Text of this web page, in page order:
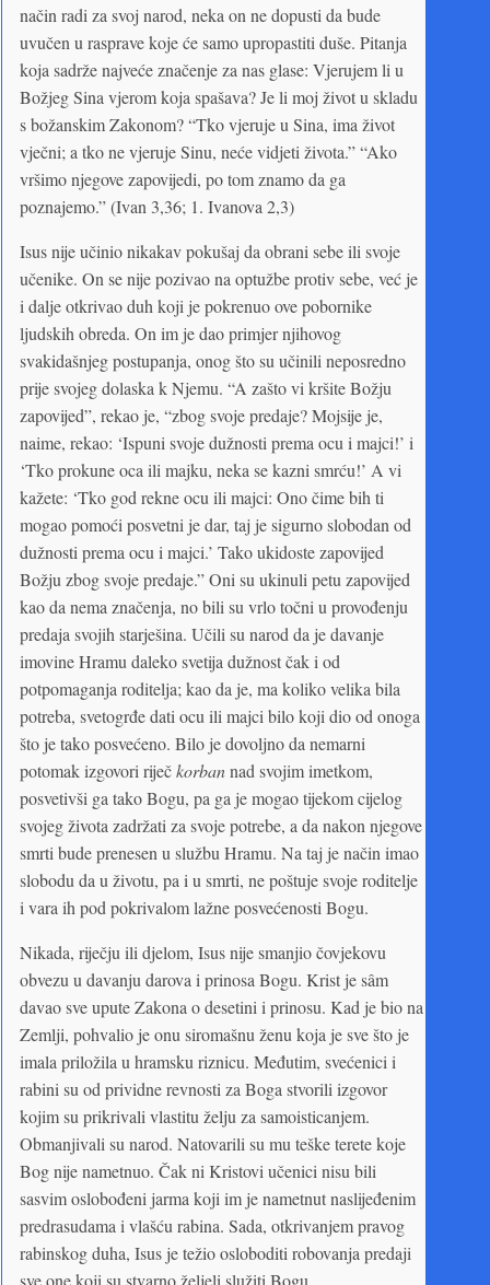
način radi za svoj narod, neka on ne dopusti da bude
uvučen u rasprave koje će samo upropastiti duše. Pitanja
koja sadrže najveće značenje za nas glase: Vjerujem li u
Božjeg Sina vjerom koja spašava? Je li moj život u skladu
s božanskim Zakonom? “Tko vjeruje u Sina, ima život
vječni; a tko ne vjeruje Sinu, neće vidjeti života.” “Ako
vršimo njegove zapovijedi, po tom znamo da ga
poznajemo.” (Ivan 3,36; 1. Ivanova 2,3)
Isus nije učinio nikakav pokušaj da obrani sebe ili svoje
učenike. On se nije pozivao na optužbe protiv sebe, već je
i dalje otkrivao duh koji je pokrenuo ove pobornike
ljudskih obreda. On im je dao primjer njihovog
svakidašnjeg postupanja, onog što su učinili neposredno
prije svojeg dolaska k Njemu. “A zašto vi kršite Božju
zapovijed”, rekao je, “zbog svoje predaje? Mojsije je,
naime, rekao: ‘Ispuni svoje dužnosti prema ocu i majci!’ i
‘Tko prokune oca ili majku, neka se kazni smrću!’ A vi
kažete: ‘Tko god rekne ocu ili majci: Ono čime bih ti
mogao pomoći posvetni je dar, taj je sigurno slobodan od
dužnosti prema ocu i majci.’ Tako ukidoste zapovijed
Božju zbog svoje predaje.” Oni su ukinuli petu zapovijed
kao da nema značenja, no bili su vrlo točni u provođenju
predaja svojih starješina. Učili su narod da je davanje
imovine Hramu daleko svetija dužnost čak i od
potpomaganja roditelja; kao da je, ma koliko velika bila
potreba, svetogrđe dati ocu ili majci bilo koji dio od onoga
što je tako posvećeno. Bilo je dovoljno da nemarni
potomak izgovori riječkorbannad svojim imetkom,
posvetivši ga tako Bogu, pa ga je mogao tijekom cijelog
svojeg života zadržati za svoje potrebe, a da nakon njegove
smrti bude prenesen u službu Hramu. Na taj je način imao
slobodu da u životu, pa i u smrti, ne poštuje svoje roditelje
i vara ih pod pokrivalom lažne posvećenosti Bogu.
Nikada, riječju ili djelom, Isus nije smanjio čovjekovu
obvezu u davanju darova i prinosa Bogu. Krist je sâm
davao sve upute Zakona o desetini i prinosu. Kad je bio na
Zemlji, pohvalio je onu siromašnu ženu koja je sve što je
imala priložila u hramsku riznicu. Međutim, svećenici i
rabini su od prividne revnosti za Boga stvorili izgovor
kojim su prikrivali vlastitu želju za samoisticanjem.
Obmanjivali su narod. Natovarili su mu teške terete koje
Bog nije nametnuo. Čak ni Kristovi učenici nisu bili
sasvim oslobođeni jarma koji im je nametnut naslijeđenim
predrasudama i vlašću rabina. Sada, otkrivanjem pravog
rabinskog duha, Isus je težio osloboditi robovanja predaji
sve one koji su stvarno željeli služiti Bogu.